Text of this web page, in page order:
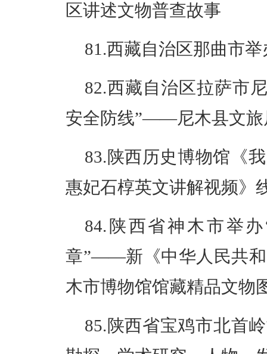
区讲述文物普查故事
81.西藏自治区那曲市
82.西藏自治区拉萨市
安全防线”——尼木县文旅
83.陕西历史博物馆《
惠妃石椁英文讲解视频》
84.陕西省神木市举
章”——新《中华人民共
木市博物馆馆藏精品文物
85.陕西省宝鸡市北首